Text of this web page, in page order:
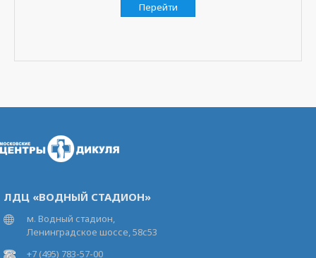
Перейти
ЛДЦ «ВОДНЫЙ СТАДИОН»
м. Водный стадион,
Ленинградское шоссе, 58с53
+7 (495) 783-57-00